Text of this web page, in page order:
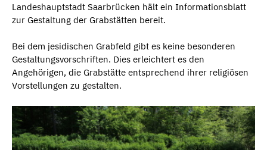
Landeshauptstadt Saarbrücken hält ein Informationsblatt
zur Gestaltung der Grabstätten bereit.
Bei dem jesidischen Grabfeld gibt es keine besonderen
Gestaltungsvorschriften. Dies erleichtert es den
Angehörigen, die Grabstätte entsprechend ihrer religiösen
Vorstellungen zu gestalten.